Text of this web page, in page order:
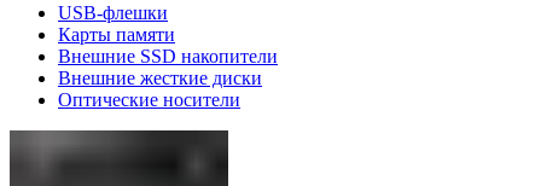
USB-флешки
Карты памяти
Внешние SSD накопители
Внешние жесткие диски
Оптические носители